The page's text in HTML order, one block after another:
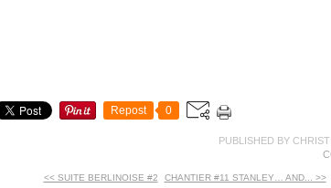
Repost 0
PUBLISHED BY
<< SUITE BERLINOISE #2 CHANTIER #11 STANLEY… AND... >>